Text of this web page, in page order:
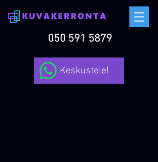
050 591 5879
Keskustele!